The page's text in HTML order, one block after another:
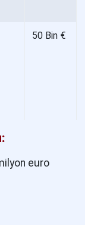
50 Bin €
euro